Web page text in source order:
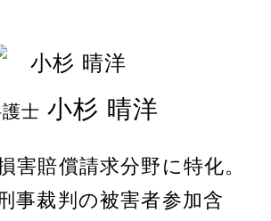
士 小杉 晴洋
害賠償請求分野に特化。
事裁判の被害者参加含